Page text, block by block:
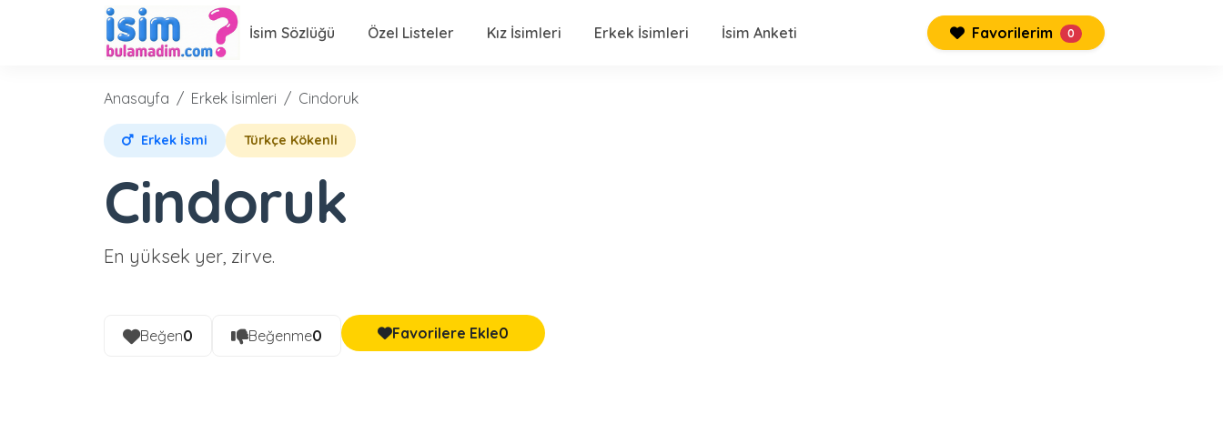
İsim Sözlüğü Özel Listeler Kız İsimleri Erkek İsimleri İsim Anketi Favorilerim 0
Anasayfa Erkek İsimleri Cindoruk
Erkek İsmi Türkçe Kökenli
Cindoruk
En yüksek yer, zirve.
Beğen0 Beğenme0 Favorilere Ekle0